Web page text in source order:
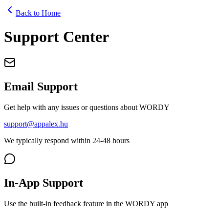
Back to Home
Support Center
Email Support
Get help with any issues or questions about WORDY
support@appalex.hu
We typically respond within 24-48 hours
In-App Support
Use the built-in feedback feature in the WORDY app